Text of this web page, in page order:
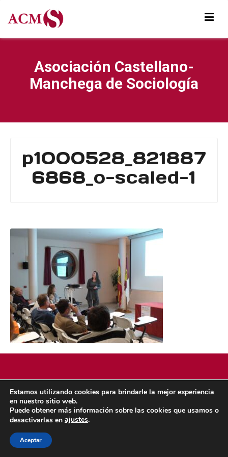
Asociación Castellano-
Manchega de Sociología
p1000528_821887
6868_o-scaled-1
POLÍTICA DE COOKIES POLÍTICA DE PRIVACIDAD
© 2026 ACMS.
Estamos utilizando cookies para brindarle la mejor experiencia
en nuestro sitio web.
Puede obtener más información sobre las cookies que usamos o
desactivarlas en ajustes.
Aceptar